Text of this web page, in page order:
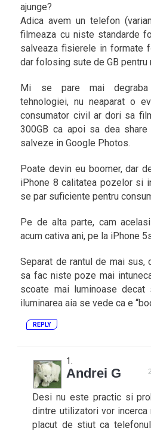
ajunge?
Adica avem un telefon
filmeaza cu niste standarde
salveaza fisierele in formate
dar folosing sute de GB pentru
Mi se pare mai
tehnologiei, nu neaparat o
consumator civil ar dori sa
300GB ca apoi sa dea
salveze in Google Photos.
Poate devin eu boomer, dar
iPhone 8 calitatea pozelor si
se par suficiente pentru
Pe de alta parte, cam
acum cativa ani, pe la iPhone
Separat de rantul de mai sus,
sa fac niste poze mai
scoate mai luminoase
iluminarea aia se vede ca e
REPLY
Andrei G
Desi nu este practic si
dintre utilizatori vor incerca
placut de stiut ca